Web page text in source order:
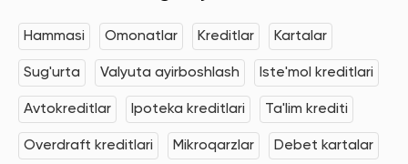
Hammasi Omonatlar Kreditlar Kartalar
Sug'urta Valyuta ayirboshlash Iste'mol kreditlari
Avtokreditlar Ipoteka kreditlari Ta'lim krediti
Overdraft kreditlari Mikroqarzlar Debet kartalar